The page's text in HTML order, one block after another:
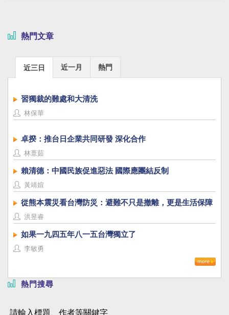
熱門文章
近三日 近一月 熱門
習獨裁的難處和大清洗
林保華
卓揆：推台日企業共同研發 深化合作
林薏茹
賴清德：中國民族促進惡法 國際應團結反制
黃靖媗
從熊本震災看台灣防災：避難不只是撤離，更是生活保障
洪昱睿
如果一九四五年八一五台灣獨立了
李敏勇
熱門搜尋
請輸入標題、作者等關鍵字